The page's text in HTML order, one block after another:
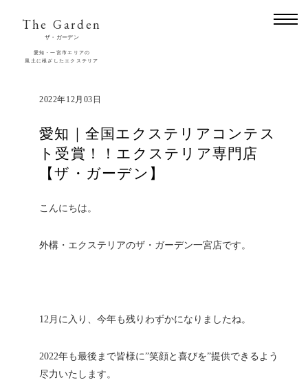
The Garden
ザ・ガーデン
愛知・一宮市エリアの
風土に根ざしたエクステリア
2022年12月03日
愛知｜全国エクステリアコンテス
ト受賞！！エクステリア専門店
【ザ・ガーデン】
こんにちは。
外構・エクステリアのザ・ガーデン一宮店です。
12月に入り、今年も残りわずかになりましたね。
2022年も最後まで皆様に”笑顔と喜びを”提供できるよう
尽力いたします。